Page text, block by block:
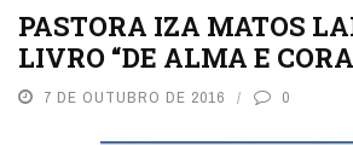
PASTORA IZA MATOS
LIVRO “DE ALMA E
7 DE OUTUBRO DE 2016 0